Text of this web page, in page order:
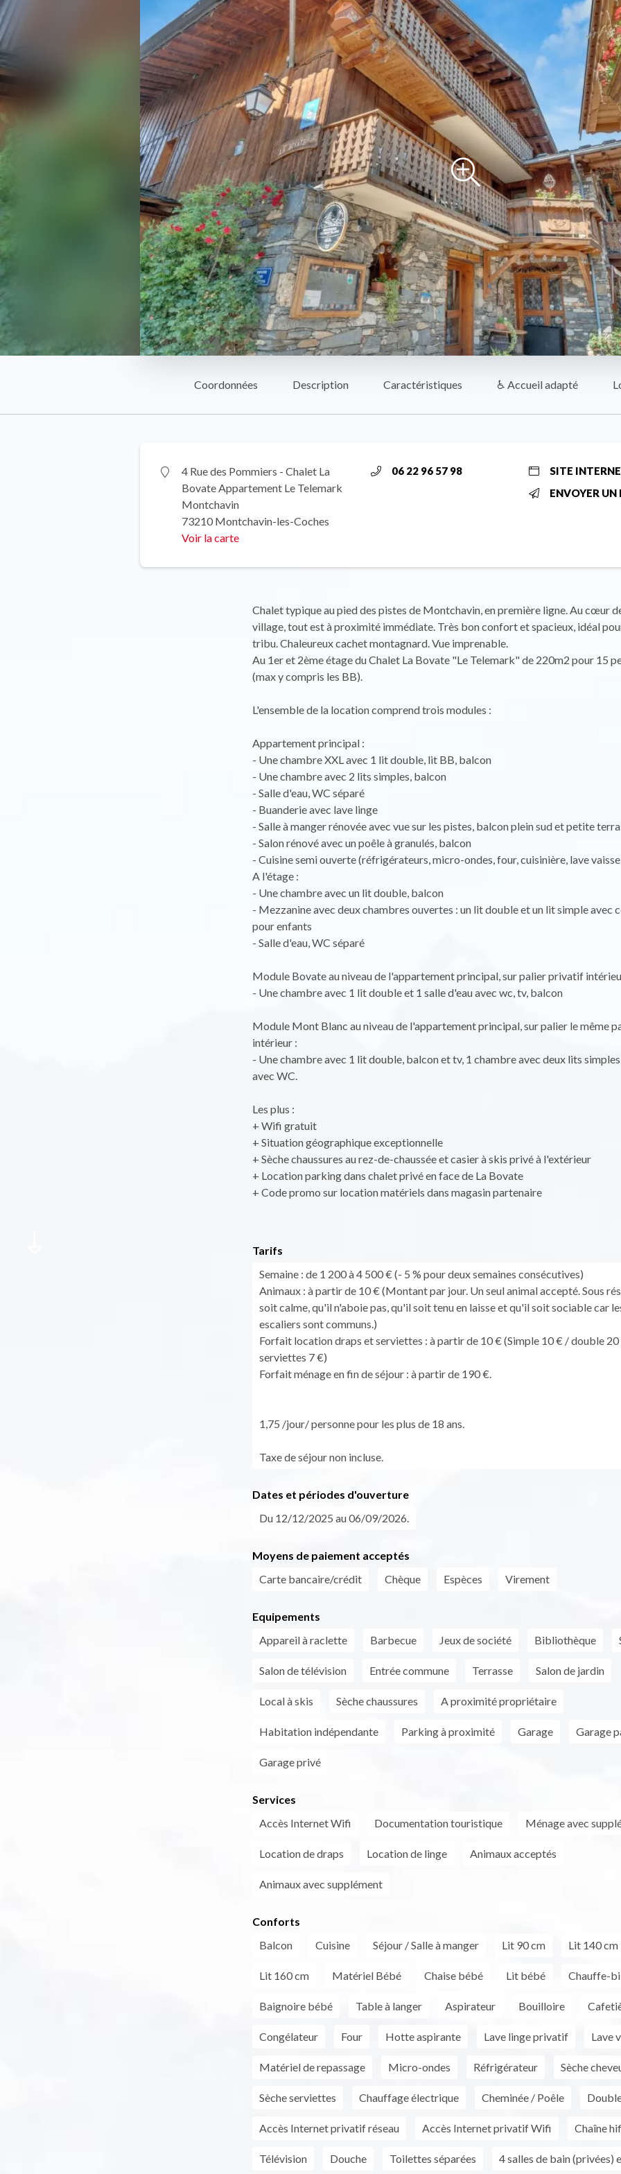
Coordonnées Description Caractéristiques ♿ Accueil adapté
4 Rue des Pommiers - Chalet La
Bovate Appartement Le Telemark
Montchavin
73210 Montchavin-les-Coches
Voir la carte
06 22 96 57 98
SITE
ENVOYER UN
Chalet typique au pied des pistes de Montchavin, en première ligne. Au cœur
village, tout est à proximité immédiate. Très bon confort et spacieux, idéal
tribu. Chaleureux cachet montagnard. Vue imprenable.
Au 1er et 2ème étage du Chalet La Bovate "Le Telemark" de 220m2 pour 15
(max y compris les BB).
L'ensemble de la location comprend trois modules :
Appartement principal :
- Une chambre XXL avec 1 lit double, lit BB, balcon
- Une chambre avec 2 lits simples, balcon
- Salle d'eau, WC séparé
- Buanderie avec lave linge
- Salle à manger rénovée avec vue sur les pistes, balcon plein sud et petite
- Salon rénové avec un poêle à granulés, balcon
- Cuisine semi ouverte (réfrigérateurs, micro-ondes, four, cuisinière, lave
A l'étage :
- Une chambre avec un lit double, balcon
- Mezzanine avec deux chambres ouvertes : un lit double et un lit simple avec
pour enfants
- Salle d'eau, WC séparé
Module Bovate au niveau de l'appartement principal, sur palier privatif
- Une chambre avec 1 lit double et 1 salle d'eau avec wc, tv, balcon
Module Mont Blanc au niveau de l'appartement principal, sur palier le même
intérieur :
- Une chambre avec 1 lit double, balcon et tv, 1 chambre avec deux lits
avec WC.
Les plus :
+ Wifi gratuit
+ Situation géographique exceptionnelle
+ Sèche chaussures au rez-de-chaussée et casier à skis privé à l'extérieur
+ Location parking dans chalet privé en face de La Bovate
+ Code promo sur location matériels dans magasin partenaire
Tarifs
Semaine : de 1 200 à 4 500 € (- 5 % pour deux semaines consécutives)
Animaux : à partir de 10 € (Montant par jour. Un seul animal accepté. Sous
soit calme, qu'il n'aboie pas, qu'il soit tenu en laisse et qu'il soit sociable car
escaliers sont communs.)
Forfait location draps et serviettes : à partir de 10 € (Simple 10 € / double
serviettes 7 €)
Forfait ménage en fin de séjour : à partir de 190 €.
1,75 /jour/ personne pour les plus de 18 ans.
Taxe de séjour non incluse.
Dates et périodes d'ouverture
Du 12/12/2025 au 06/09/2026.
Moyens de paiement acceptés
Carte bancaire/crédit
Chèque Espèces Virement
Equipements
Appareil à raclette
Barbecue Jeux de société Bibliothèque
Salon de télévision Entrée commune Terrasse Salon de jardin
Local à skis Sèche chaussures A proximité propriétaire
Habitation indépendante Parking à proximité Garage Garage
Garage privé
Services
Accès Internet Wifi
Documentation touristique Ménage avec
Location de draps Location de linge Animaux acceptés
Animaux avec supplément
Conforts
Balcon
Cuisine Séjour / Salle à manger Lit 90 cm Lit 140 cm
Lit 160 cm Matériel Bébé Chaise bébé Lit bébé Chauffe-
Baignoire bébé Table à langer Aspirateur Bouilloire
Congélateur Four Hotte aspirante Lave linge privatif Lave
Matériel de repassage Micro-ondes Réfrigérateur Sèche
Sèche serviettes Chauffage électrique Cheminée / Poêle
Accès Internet privatif réseau Accès Internet privatif Wifi Chaîne
Télévision Douche Toilettes séparées 4 salles de bain (privées)